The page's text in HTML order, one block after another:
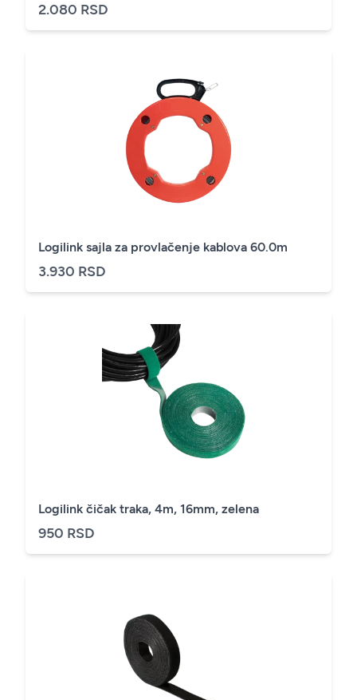
2.080 RSD
Logilink sajla za provlačenje kablova 60.0m
3.930 RSD
Logilink čičak traka, 4m, 16mm, zelena
950 RSD